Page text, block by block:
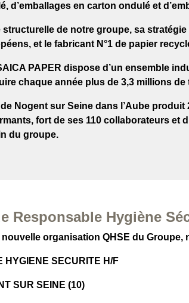
d’emballages en carton ondulé et
structurelle de notre groupe, sa
et le fabricant N°1 de papier
PAPER dispose d’un ensemble
chaque année plus de 3,3 millions de
Nogent sur Seine dans l’Aube produit
fort de ses 110 collaborateurs et
du groupe.
Responsable Hygiène
nouvelle organisation QHSE du Groupe,
HYGIENE SECURITE H/F
SUR SEINE (10)